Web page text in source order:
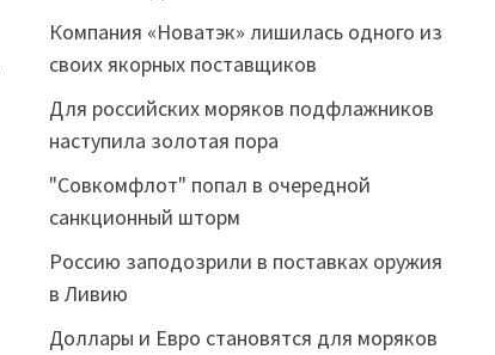
Компания «Новатэк» лишилась одного из
своих якорных поставщиков
Для российских моряков подфлажников
наступила золотая пора
"Совкомфлот" попал в очередной
санкционный шторм
Россию заподозрили в поставках оружия
в Ливию
Доллары и Евро становятся для моряков